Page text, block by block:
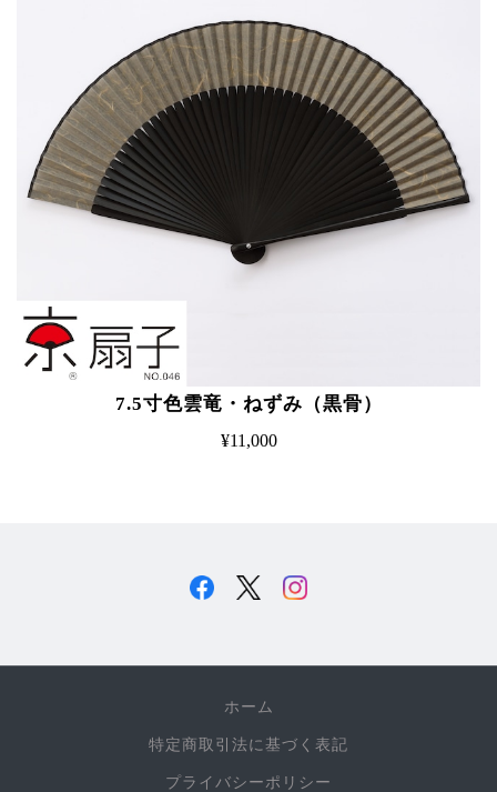
7.5寸色雲竜・ねずみ（黒骨）
¥11,000
ホーム
特定商取引法に基づく表記
プライバシーポリシー